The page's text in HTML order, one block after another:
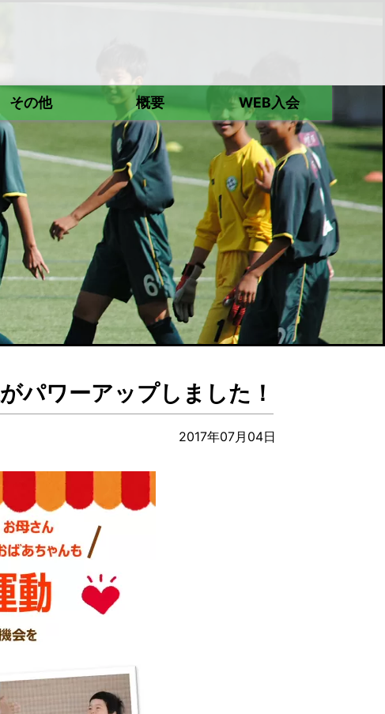
その他 概要 WEB入会
パワーアップしました！
2017年07月04日